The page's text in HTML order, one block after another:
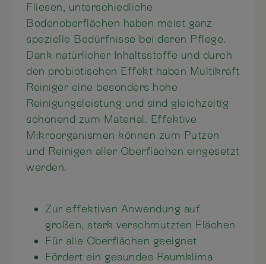
Fliesen, unterschiedliche
Bodenoberflächen haben meist ganz
spezielle Bedürfnisse bei deren Pflege.
Dank natürlicher Inhaltsstoffe und durch
den probiotischen Effekt haben Multikraft
Reiniger eine besonders hohe
Reinigungsleistung und sind gleichzeitig
schonend zum Material. Effektive
Mikroorganismen können zum Putzen
und Reinigen aller Oberflächen eingesetzt
werden.
Zur effektiven Anwendung auf
großen, stark verschmutzten Flächen
Für alle Oberflächen geeignet
Fördert ein gesundes Raumklima